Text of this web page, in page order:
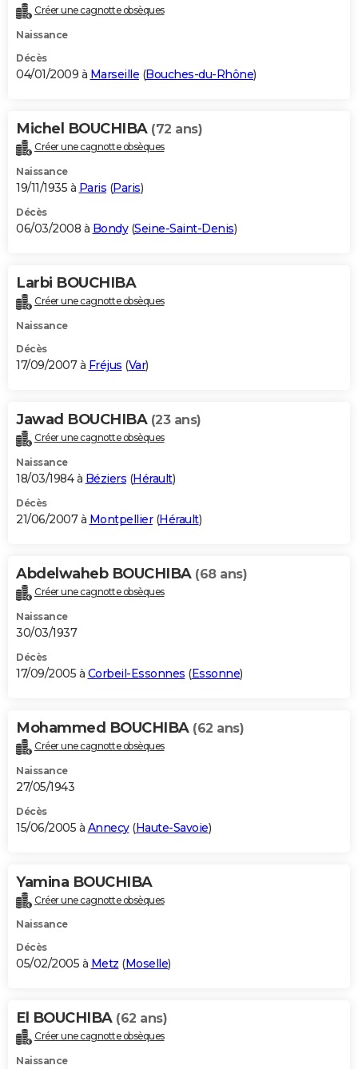
Créer une cagnotte obsèques
Naissance
Décès
04/01/2009 à Marseille (Bouches-du-Rhône)
Michel BOUCHIBA (72 ans)
Créer une cagnotte obsèques
Naissance
19/11/1935 à Paris (Paris)
Décès
06/03/2008 à Bondy(Seine-Saint-Denis)
Larbi BOUCHIBA
Créer une cagnotte obsèques
Naissance
Décès
17/09/2007 à Fréjus (Var)
Jawad BOUCHIBA (23 ans)
Créer une cagnotte obsèques
Naissance
18/03/1984 à Béziers (Hérault)
Décès
21/06/2007 à Montpellier(Hérault)
Abdelwaheb BOUCHIBA (68 ans)
Créer une cagnotte obsèques
Naissance
30/03/1937
Décès
17/09/2005 à Corbeil-Essonnes (Essonne)
Mohammed BOUCHIBA (62 ans)
Créer une cagnotte obsèques
Naissance
27/05/1943
Décès
15/06/2005 à Annecy(Haute-Savoie)
Yamina BOUCHIBA
Créer une cagnotte obsèques
Naissance
Décès
05/02/2005 à Metz (Moselle)
El BOUCHIBA (62 ans)
Créer une cagnotte obsèques
Naissance